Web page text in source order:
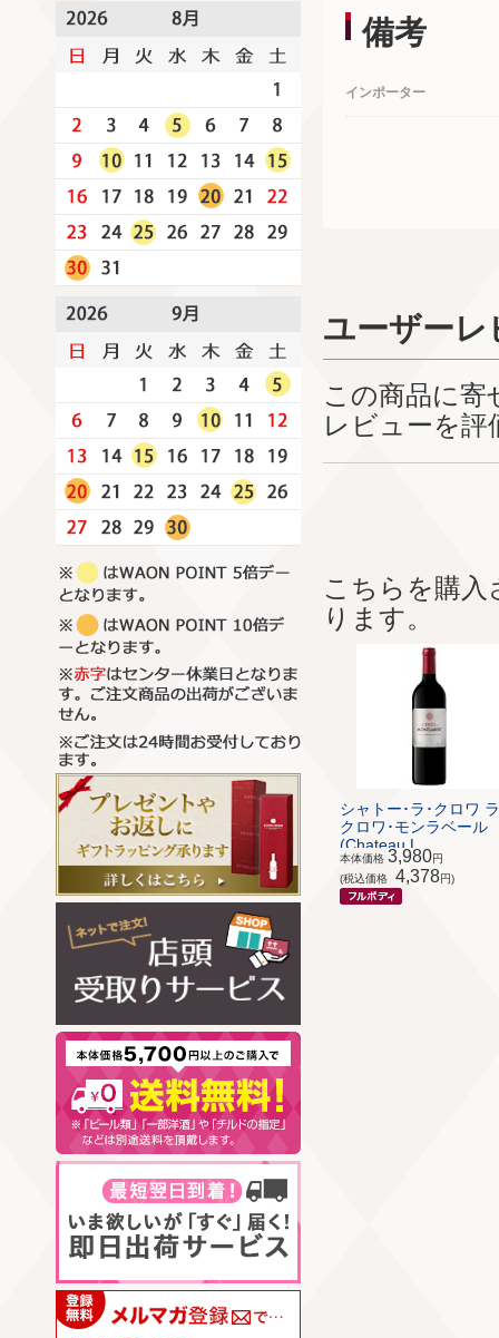
備考
インポーター
ユーザーレ
この商品に
レビューを評
こちらを購
ります。
シャトー･ラ･クロワ
クロワ･モンラベール
(Chateau L...
本体価格 3,980円
(税込価格
4,378円)